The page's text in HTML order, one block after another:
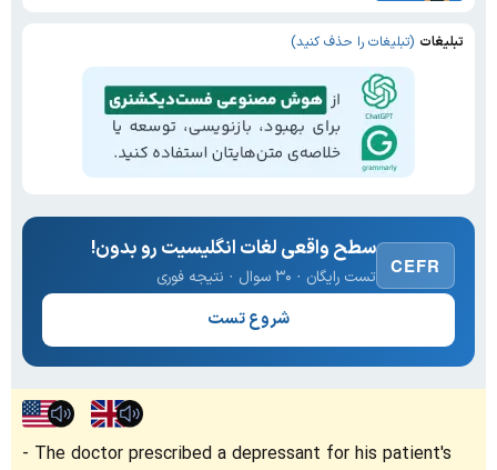
تبلیغات (تبلیغات را حذف کنید)
CEFR
سطح واقعی لغات انگلیسیت رو بدون!
تست رایگان · ۳۰ سوال · نتیجه فوری
شروع تست
The doctor prescribed a depressant for his patient's